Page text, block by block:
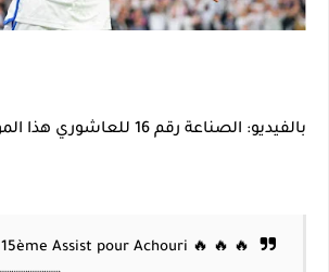
بالفيديو: الصناعة رقم 16 للعاشوري هذا الموسم !!! روعة روعة
15ème Assist pour Achouri 🔥 🔥 🔥